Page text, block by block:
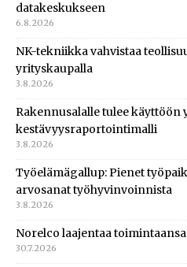
datakeskukseen
6.8.2026
NK-tekniikka vahvistaa
yrityskaupalla
3.8.2026
Rakennusalalle tulee käyttöön
kestävyysraportointimalli
3.8.2026
Työelämägallup: Pienet
arvosanat työhyvinvoinnista
3.8.2026
Norelco laajentaa
30.7.2026